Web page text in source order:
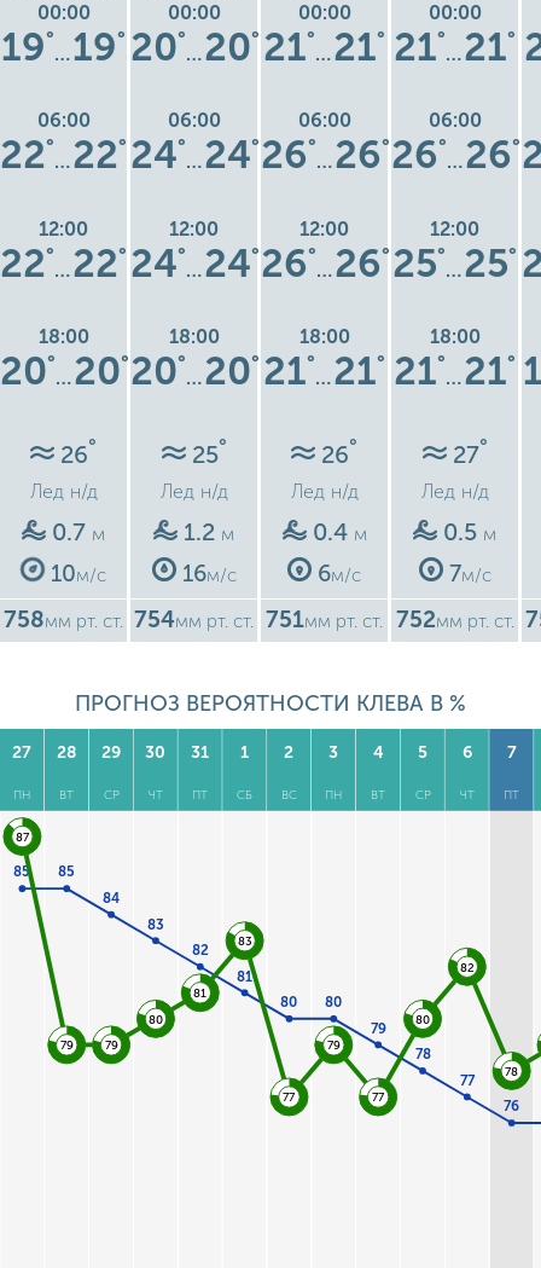
00:00
19°
…19°
06:00
22°
…22°
12:00
22°
…22°
18:00
20°
…20°
26°
Лед н/д
0.7 м
10м/с
758мм рт. ст.
00:00
20°
…20°
06:00
24°
…24°
12:00
24°
…24°
18:00
20°
…20°
25°
Лед н/д
1.2 м
16м/с
754мм рт. ст.
00:00
21°
…21°
06:00
26°
…26°
12:00
26°
…26°
18:00
21°
…21°
26°
Лед н/д
0.4 м
6м/с
751мм рт. ст.
00:00
21°
…21°
06:00
26°
…26°
12:00
25°
…25°
18:00
21°
…21°
27°
Лед н/д
0.5 м
7м/с
752мм рт. ст.
ПРОГНОЗ ВЕРОЯТНОСТИ КЛЕВА В %
27
ПН
28
ВТ
29
СР
30
ЧТ
31
ПТ
1
СБ
2
ВС
3
ПН
4
ВТ
5
СР
6
ЧТ
7
ПТ
85 85
84
83
82
81
80 80
79
78
77
76
87
79 79
80
81
83
77
79
77
80
82
78